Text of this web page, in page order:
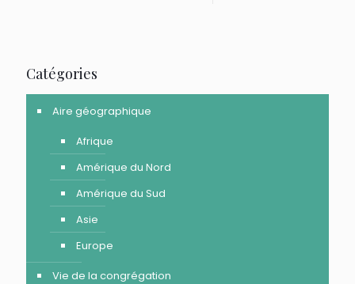
Catégories
Aire géographique
Afrique
Amérique du Nord
Amérique du Sud
Asie
Europe
Vie de la congrégation